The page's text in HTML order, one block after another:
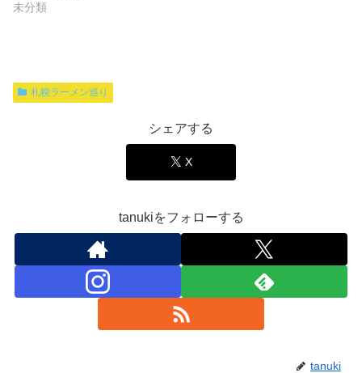
未分類
札幌ラーメン巡り
シェアする
X
tanukiをフォローする
tanuki